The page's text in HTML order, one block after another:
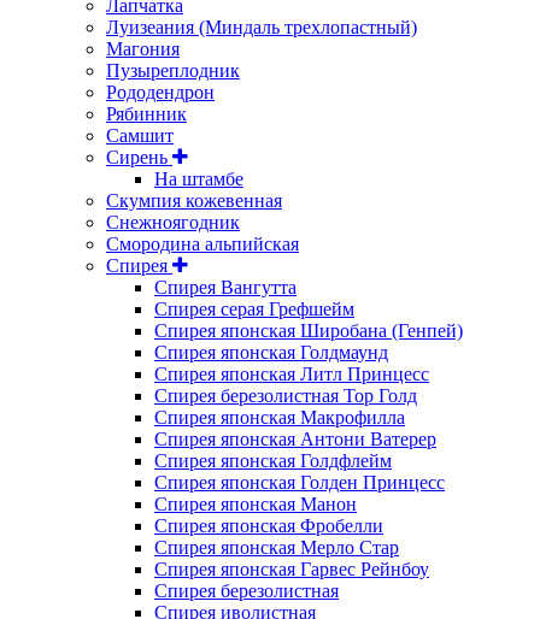
Лапчатка
Луизеания (Миндаль трехлопастный)
Магония
Пузыреплодник
Рододендрон
Рябинник
Самшит
Сирень
На штамбе
Скумпия кожевенная
Снежноягодник
Смородина альпийская
Спирея
Спирея Вангутта
Спирея серая Грефшейм
Спирея японская Широбана (Генпей)
Спирея японская Голдмаунд
Спирея японская Литл Принцесс
Спирея березолистная Тор Голд
Спирея японская Макрофилла
Спирея японская Антони Ватерер
Спирея японская Голдфлейм
Спирея японская Голден Принцесс
Спирея японская Манон
Спирея японская Фробелли
Спирея японская Мерло Стар
Спирея японская Гарвес Рейнбоу
Спирея березолистная
Спирея иволистная